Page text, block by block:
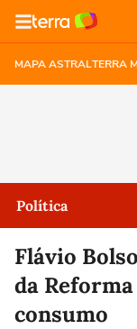
MAPA ASTRALTERRA
Política
Flávio
da
consumo